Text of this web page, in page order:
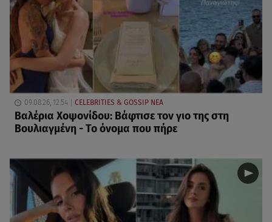
09.08.26, 12:54 CELEBRITIES & GOSSIP ΝΕΑ
Βαλέρια Χοψονίδου: Βάφτισε τον γιο της στη
Βουλιαγμένη - Το όνομα που πήρε